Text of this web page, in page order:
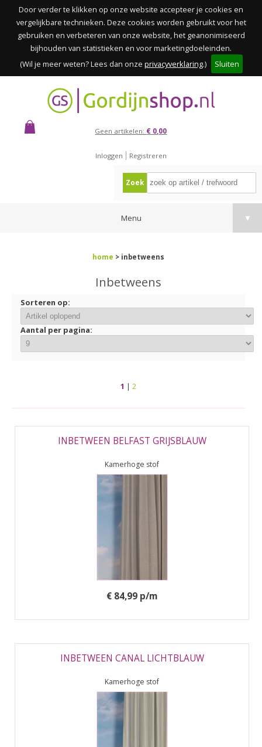
Door verder te klikken op onze website accepteer je cookies en
vergelijkbare technieken. Deze cookies worden gebruikt voor het
gebruiken en verbeteren van onze website, het geanonimiseerd
bijhouden van statistieken en voor marketingdoeleinden.
(Wil je meer weten? Lees dan onze privacyverklaring.) Sluiten
Geen artikelen: € 0,00
Inloggen Registreren
Zoek
Menu ▼
home > inbetweens
Inbetweens
Sorteren op:
Aantal per pagina:
1 | 2
INBETWEEN BELFAST GRIJSBLAUW
Kamerhoge stof
€ 84,99 p/m
INBETWEEN CANAL LICHTBLAUW
Kamerhoge stof